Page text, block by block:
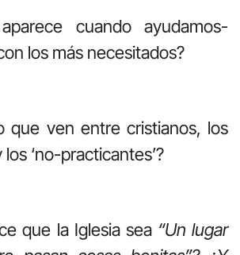
cuando ayudamos-
los más necesitados?
que ven entre cristianos, los
‘no-practicantes’?
que la Iglesia sea “Un lugar